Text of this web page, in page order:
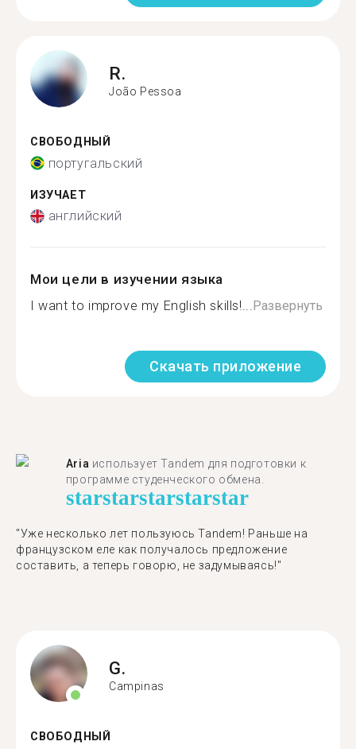
R.
João Pessoa
СВОБОДНЫЙ
португальский
ИЗУЧАЕТ
английский
Мои цели в изучении языка
I want to improve my English skills!...Развернуть
Скачать приложение
Aria использует Tandem для подготовки к
программе студенческого обмена.
starstarstarstarstar
"​​Уже несколько лет пользуюсь Tandem! Раньше на
французском еле как получалось предложение
составить, а теперь говорю, не задумываясь!"
G.
Campinas
СВОБОДНЫЙ